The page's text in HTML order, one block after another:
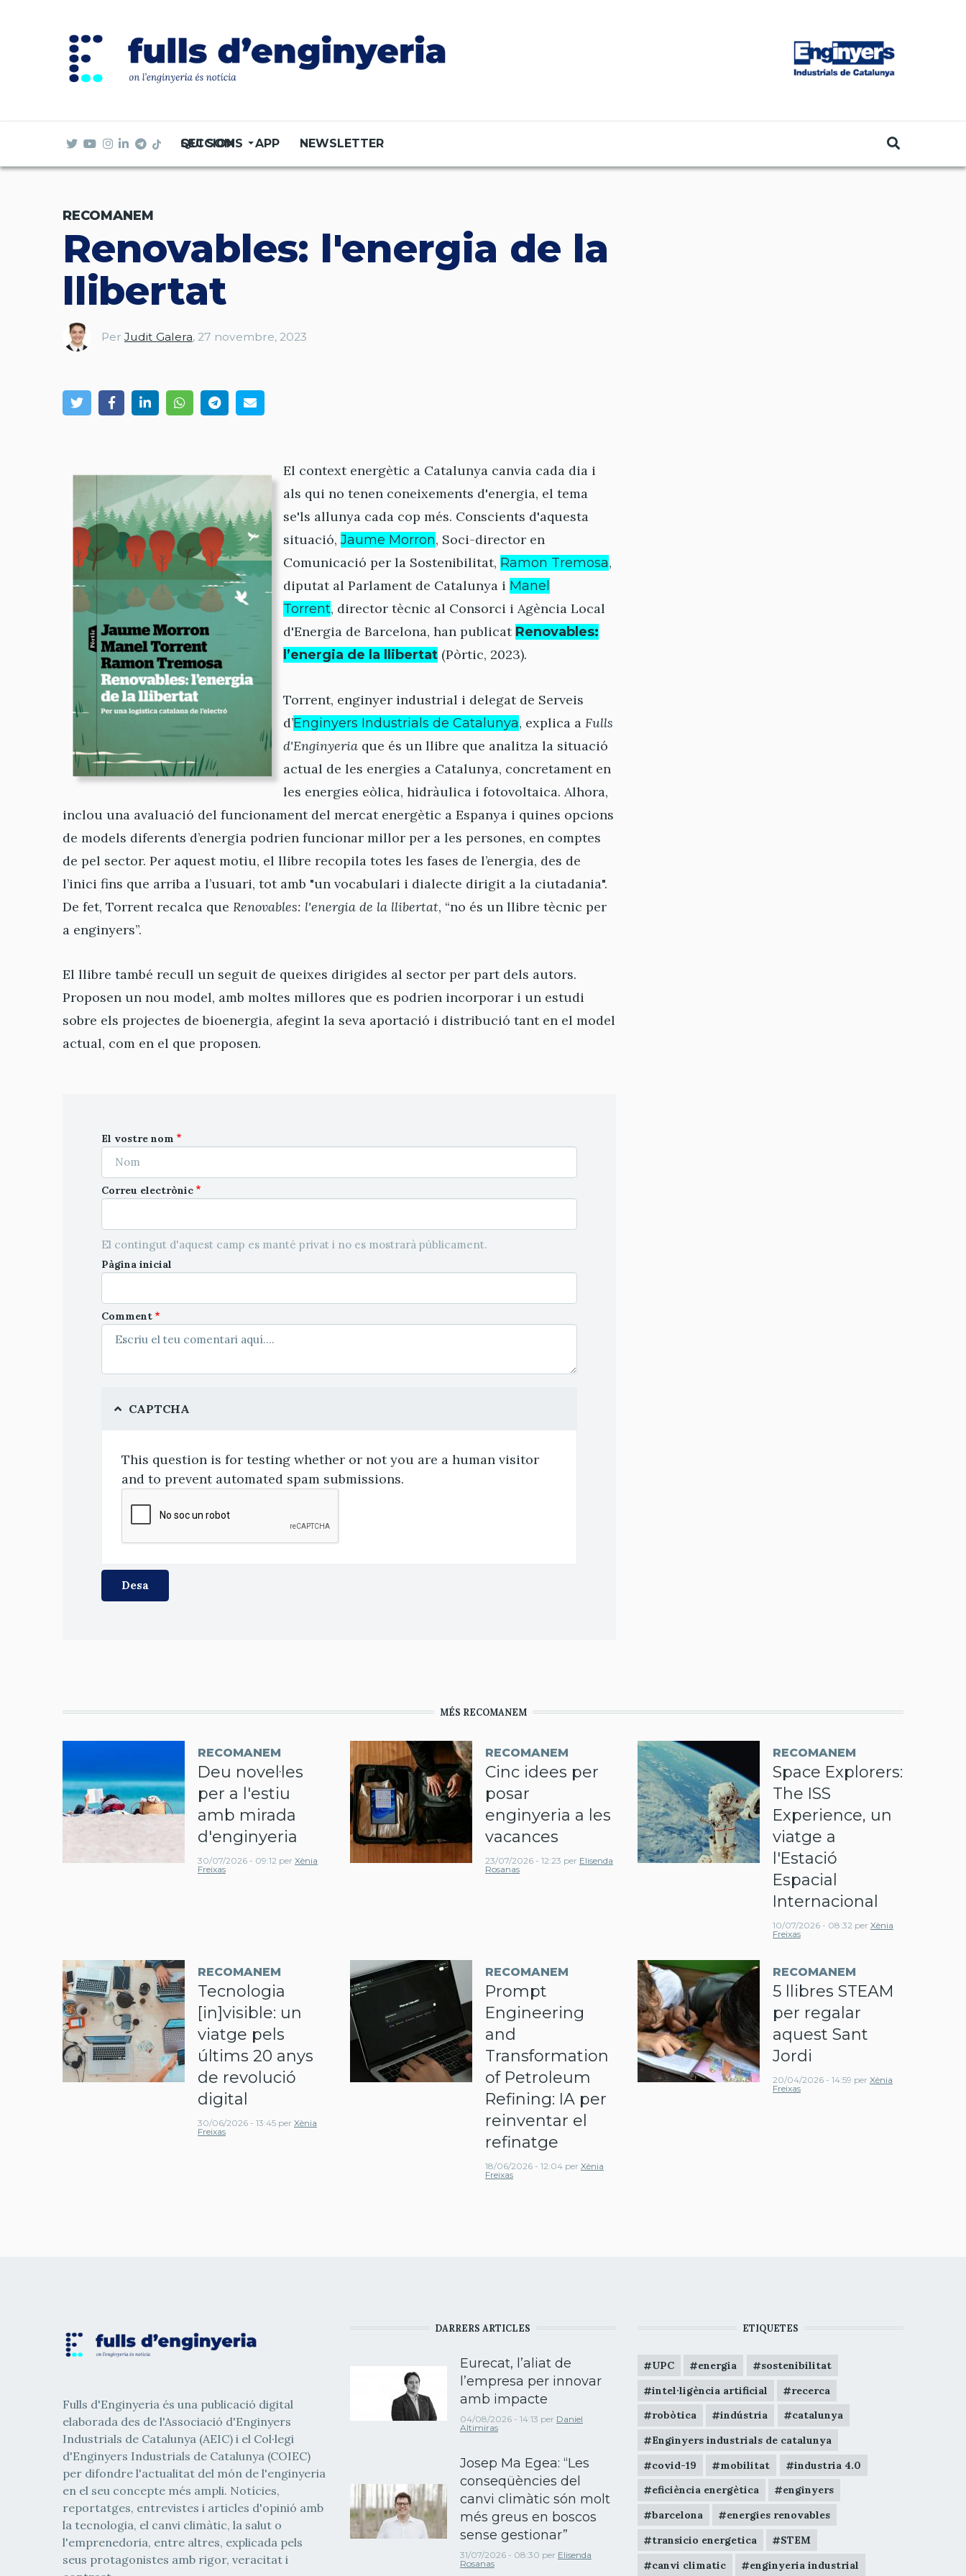
SECCIONS
QUI SOM APP NEWSLETTER
RECOMANEM
Renovables: l'energia de la
llibertat
Per Judit Galera, 27 novembre, 2023
El context energètic a Catalunya canvia cada dia i
als qui no tenen coneixements d'energia, el tema
se'ls allunya cada cop més. Conscients d'aquesta
situació, Jaume Morron, Soci-director en
Comunicació per la Sostenibilitat, Ramon Tremosa,
diputat al Parlament de Catalunya i Manel
Torrent, director tècnic al Consorci i Agència Local
d'Energia de Barcelona, han publicat Renovables:
l’energia de la llibertat (Pòrtic, 2023).
Torrent, enginyer industrial i delegat de Serveis
d’Enginyers Industrials de Catalunya, explica a Fulls
d'Enginyeria que és un llibre que analitza la situació
actual de les energies a Catalunya, concretament en
les energies eòlica, hidràulica i fotovoltaica. Alhora,
inclou una avaluació del funcionament del mercat energètic a Espanya i quines opcions
de models diferents d’energia podrien funcionar millor per a les persones, en comptes
de pel sector. Per aquest motiu, el llibre recopila totes les fases de l’energia, des de
l’inici fins que arriba a l’usuari, tot amb "un vocabulari i dialecte dirigit a la ciutadania".
De fet, Torrent recalca que Renovables: l'energia de la llibertat, “no és un llibre tècnic per
a enginyers”.
El llibre també recull un seguit de queixes dirigides al sector per part dels autors.
Proposen un nou model, amb moltes millores que es podrien incorporar i un estudi
sobre els projectes de bioenergia, afegint la seva aportació i distribució tant en el model
actual, com en el que proposen.
El vostre nom
Correu electrònic
El contingut d'aquest camp es manté privat i no es mostrarà públicament.
Pàgina inicial
Comment
CAPTCHA
This question is for testing whether or not you are a human visitor
and to prevent automated spam submissions.
MÉS RECOMANEM
RECOMANEM
Deu novel·les
per a l'estiu
amb mirada
d'enginyeria
30/07/2026 - 09:12 per Xènia
Freixas
RECOMANEM
Cinc idees per
posar
enginyeria a les
vacances
23/07/2026 - 12:23 per Elisenda
Rosanas
RECOMANEM
Space Explorers:
The ISS
Experience, un
viatge a
l'Estació
Espacial
Internacional
10/07/2026 - 08:32 per Xènia
Freixas
RECOMANEM
Tecnologia
[in]visible: un
viatge pels
últims 20 anys
de revolució
digital
30/06/2026 - 13:45 per Xènia
Freixas
RECOMANEM
Prompt
Engineering
and
Transformation
of Petroleum
Refining: IA per
reinventar el
refinatge
18/06/2026 - 12:04 per Xènia
Freixas
RECOMANEM
5 llibres STEAM
per regalar
aquest Sant
Jordi
20/04/2026 - 14:59 per Xènia
Freixas
Fulls d'Enginyeria és una publicació digital
elaborada des de l'Associació d'Enginyers
Industrials de Catalunya (AEIC) i el Col·legi
d'Enginyers Industrials de Catalunya (COIEC)
per difondre l'actualitat del món de l'enginyeria
en el seu concepte més ampli. Notícies,
reportatges, entrevistes i articles d'opinió amb
la tecnologia, el canvi climàtic, la salut o
l'emprenedoria, entre altres, explicada pels
seus protagonistes amb rigor, veracitat i
DARRERS ARTICLES
Eurecat, l’aliat de
l’empresa per innovar
amb impacte
04/08/2026 - 14:13 per Daniel
Altimiras
Josep Ma Egea: “Les
conseqüències del
canvi climàtic són molt
més greus en boscos
sense gestionar”
31/07/2026 - 08:30 per Elisenda
Rosanas
ETIQUETES
UPC energia
sostenibilitat
intel·ligència artificial
recerca
robòtica
indústria
catalunya
Enginyers industrials de catalunya
covid-19
mobilitat
industria 4.0
eficiència energètica
enginyers
barcelona
energies renovables
transicio energetica
STEM
canvi climatic
enginyeria industrial